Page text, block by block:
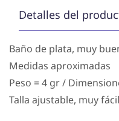
Detalles del
Baño de plata, muy
Medidas aproximadas
Peso = 4 gr /
Talla ajustable, muy